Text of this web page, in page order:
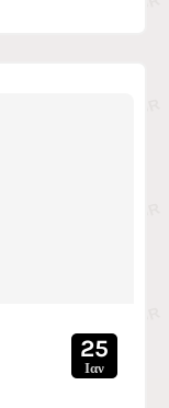
25
Ιαν